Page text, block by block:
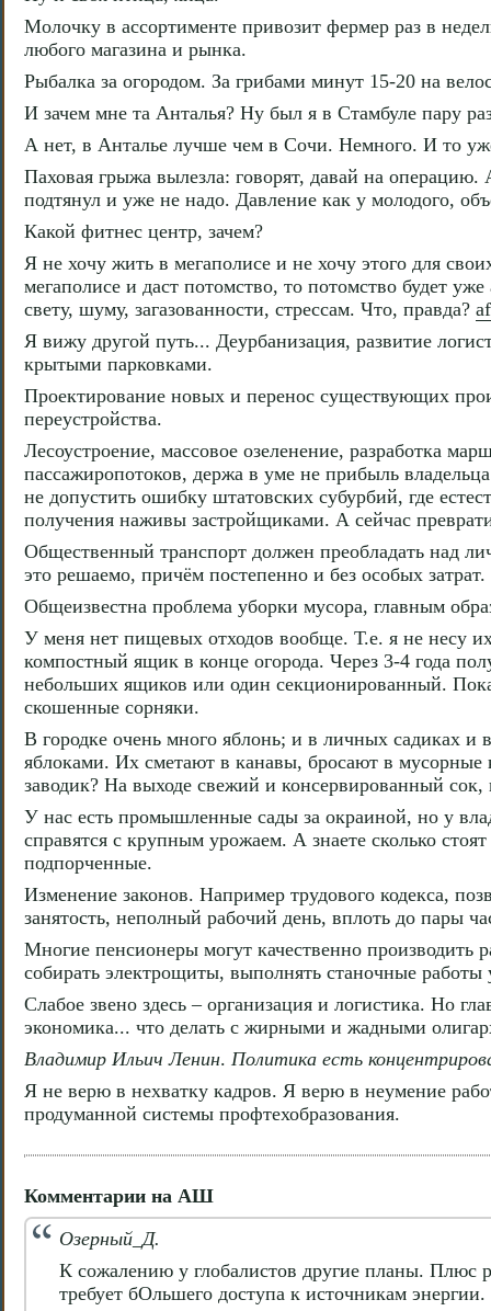
Молочку в ассортименте привозит фермер раз в
любого магазина и рынка.
Рыбалка за огородом. За грибами минут 15-20 на
И зачем мне та Анталья? Ну был я в Стамбуле пару
А нет, в Анталье лучше чем в Сочи. Немного. И то
Паховая грыжа вылезла: говорят, давай на операцию.
подтянул и уже не надо. Давление как у молодого,
Какой фитнес центр, зачем?
Я не хочу жить в мегаполисе и не хочу этого для
мегаполисе и даст потомство, то потомство будет
свету, шуму, загазованности, стрессам. Что, правда?
Я вижу другой путь... Деурбанизация, развитие
крытыми парковками.
Проектирование новых и перенос существующих
переустройства.
Лесоустроение, массовое озеленение, разработка
пассажиропотоков, держа в уме не прибыль
не допустить ошибку штатовских субурбий, где
получения наживы застройщиками. А сейчас
Общественный транспорт должен преобладать над
это решаемо, причём постепенно и без особых затрат.
Общеизвестна проблема уборки мусора, главным
У меня нет пищевых отходов вообще. Т.е. я не несу
компостный ящик в конце огорода. Через 3-4 года
небольших ящиков или один секционированный.
скошенные сорняки.
В городке очень много яблонь; и в личных садиках
яблоками. Их сметают в канавы, бросают в
заводик? На выходе свежий и консервированный
У нас есть промышленные сады за окраиной, но у
справятся с крупным урожаем. А знаете сколько
подпорченные.
Изменение законов. Например трудового кодекса,
занятость, неполный рабочий день, вплоть до пары
Многие пенсионеры могут качественно производить
собирать электрощиты, выполнять станочные
Слабое звено здесь – организация и логистика. Но
экономика... что делать с жирными и жадными
Владимир Ильич Ленин. Политика есть
Я не верю в нехватку кадров. Я верю в неумение
продуманной системы профтехобразования.
Комментарии на АШ
Озерный_Д.
К сожалению у глобалистов другие планы. Плюс
требует бОльшего доступа к источникам